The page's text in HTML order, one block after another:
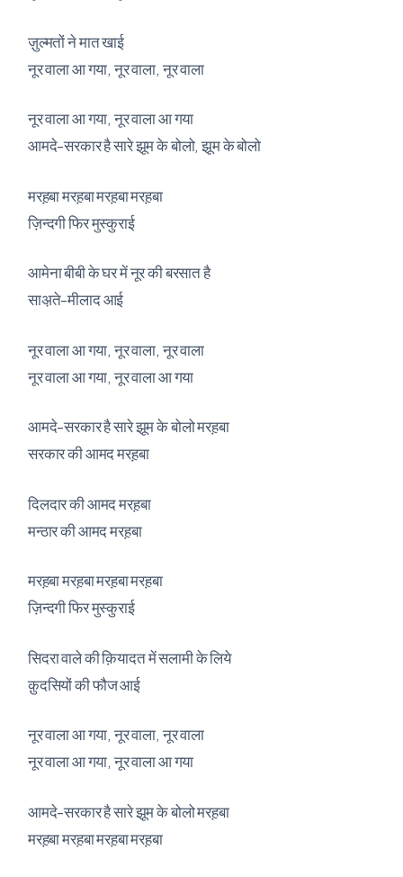
ज़ुल्मतों ने मात खाई
नूर वाला आ गया, नूर वाला, नूर वाला
नूर वाला आ गया, नूर वाला आ गया
आमदे-सरकार है सारे झूम के बोलो, झूम के बोलो
मरह़बा मरह़बा मरह़बा मरह़बा
ज़िन्दगी फिर मुस्कुराई
आमेना बीबी के घर में नूर की बरसात है
साअ़ते-मीलाद आई
नूर वाला आ गया, नूर वाला, नूर वाला
नूर वाला आ गया, नूर वाला आ गया
आमदे-सरकार है सारे झूम के बोलो मरह़बा
सरकार की आमद मरह़बा
दिलदार की आमद मरह़बा
मन्ठार की आमद मरह़बा
मरह़बा मरह़बा मरह़बा मरह़बा
ज़िन्दगी फिर मुस्कुराई
सिदरा वाले की क़ियादत में सलामी के लिये
क़ुदसियों की फौज आई
नूर वाला आ गया, नूर वाला, नूर वाला
नूर वाला आ गया, नूर वाला आ गया
आमदे-सरकार है सारे झूम के बोलो मरह़बा
मरह़बा मरह़बा मरह़बा मरह़बा